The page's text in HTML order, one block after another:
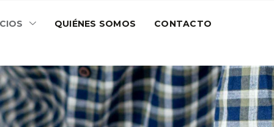
QUIÉNES SOMOS CONTACTO